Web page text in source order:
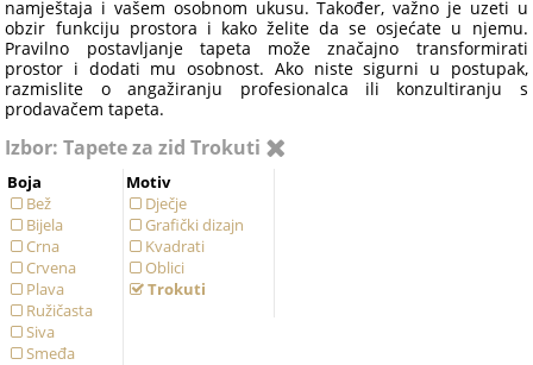
namještaja i vašem osobnom ukusu. Također, važno je uzeti u
obzir funkciju prostora i kako želite da se osjećate u njemu.
Pravilno postavljanje tapeta može značajno transformirati
prostor i dodati mu osobnost. Ako niste sigurni u postupak,
razmislite o angažiranju profesionalca ili konzultiranju s
prodavačem tapeta.
Izbor: Tapete za zid Trokuti
Boja
Bež
Bijela
Crna
Crvena
Plava
Ružičasta
Siva
Smeđa
Motiv
Dječje
Grafički dizajn
Kvadrati
Oblici
Trokuti